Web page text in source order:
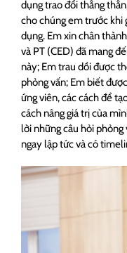
dụng trao đổi thắng
cho chúng em trước khi
dụng. Em xin chân
và PT (CED) đã mang
này; Em trau dồi được
phỏng vấn; Em biết
ứng viên, các cách để
cách nâng giá trị của
lời những câu hỏi phỏng
ngay lập tức và có